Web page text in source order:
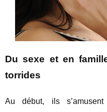
Du sexe et en
torrides
Au début, ils